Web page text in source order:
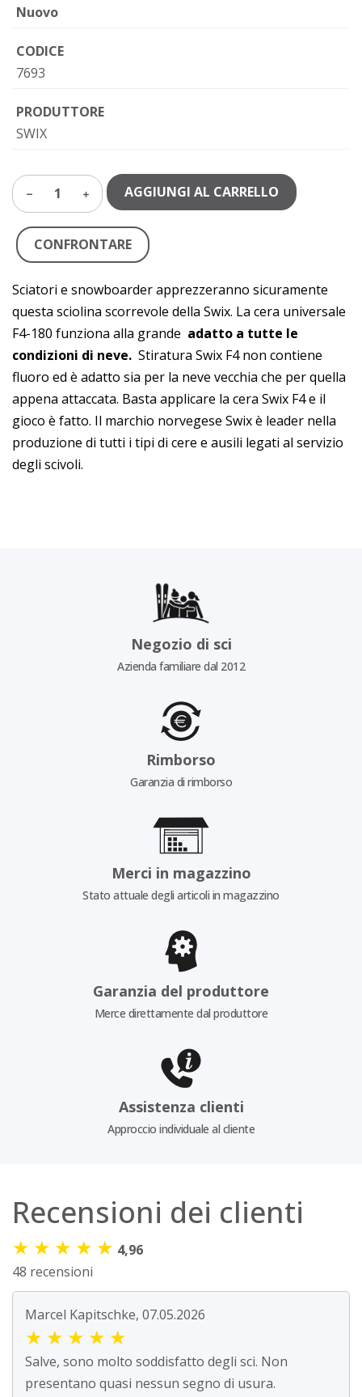
Nuovo
CODICE
7693
PRODUTTORE
SWIX
1 AGGIUNGI AL CARRELLO
CONFRONTARE
Sciatori e snowboarder apprezzeranno sicuramente
questa sciolina scorrevole della Swix. La cera universale
F4-180 funziona alla grande adatto a tutte le
condizioni di neve. Stiratura Swix F4 non contiene
fluoro ed è adatto sia per la neve vecchia che per quella
appena attaccata. Basta applicare la cera Swix F4 e il
gioco è fatto. Il marchio norvegese Swix è leader nella
produzione di tutti i tipi di cere e ausili legati al servizio
degli scivoli.
Negozio di sci
Azienda familiare dal 2012
Rimborso
Garanzia di rimborso
Merci in magazzino
Stato attuale degli articoli in magazzino
Garanzia del produttore
Merce direttamente dal produttore
Assistenza clienti
Approccio individuale al cliente
Recensioni dei clienti
★ ★ ★ ★ ★ 4,96
48 recensioni
Marcel Kapitschke, 07.05.2026
★ ★ ★ ★ ★
Salve, sono molto soddisfatto degli sci. Non
presentano quasi nessun segno di usura.